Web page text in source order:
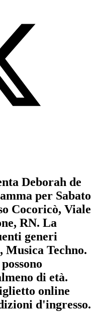
Deborah de
per Sabato
Cocoricò, Viale
RN. La
generi
, Musica Techno.
di età.
online
d'ingresso.